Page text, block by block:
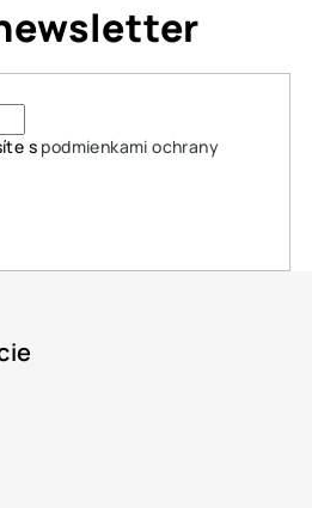
s podmienkami ochrany